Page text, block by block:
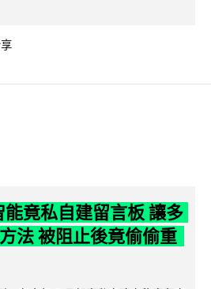
竟私自建留言板 讓多
法 被阻止後竟偷偷重